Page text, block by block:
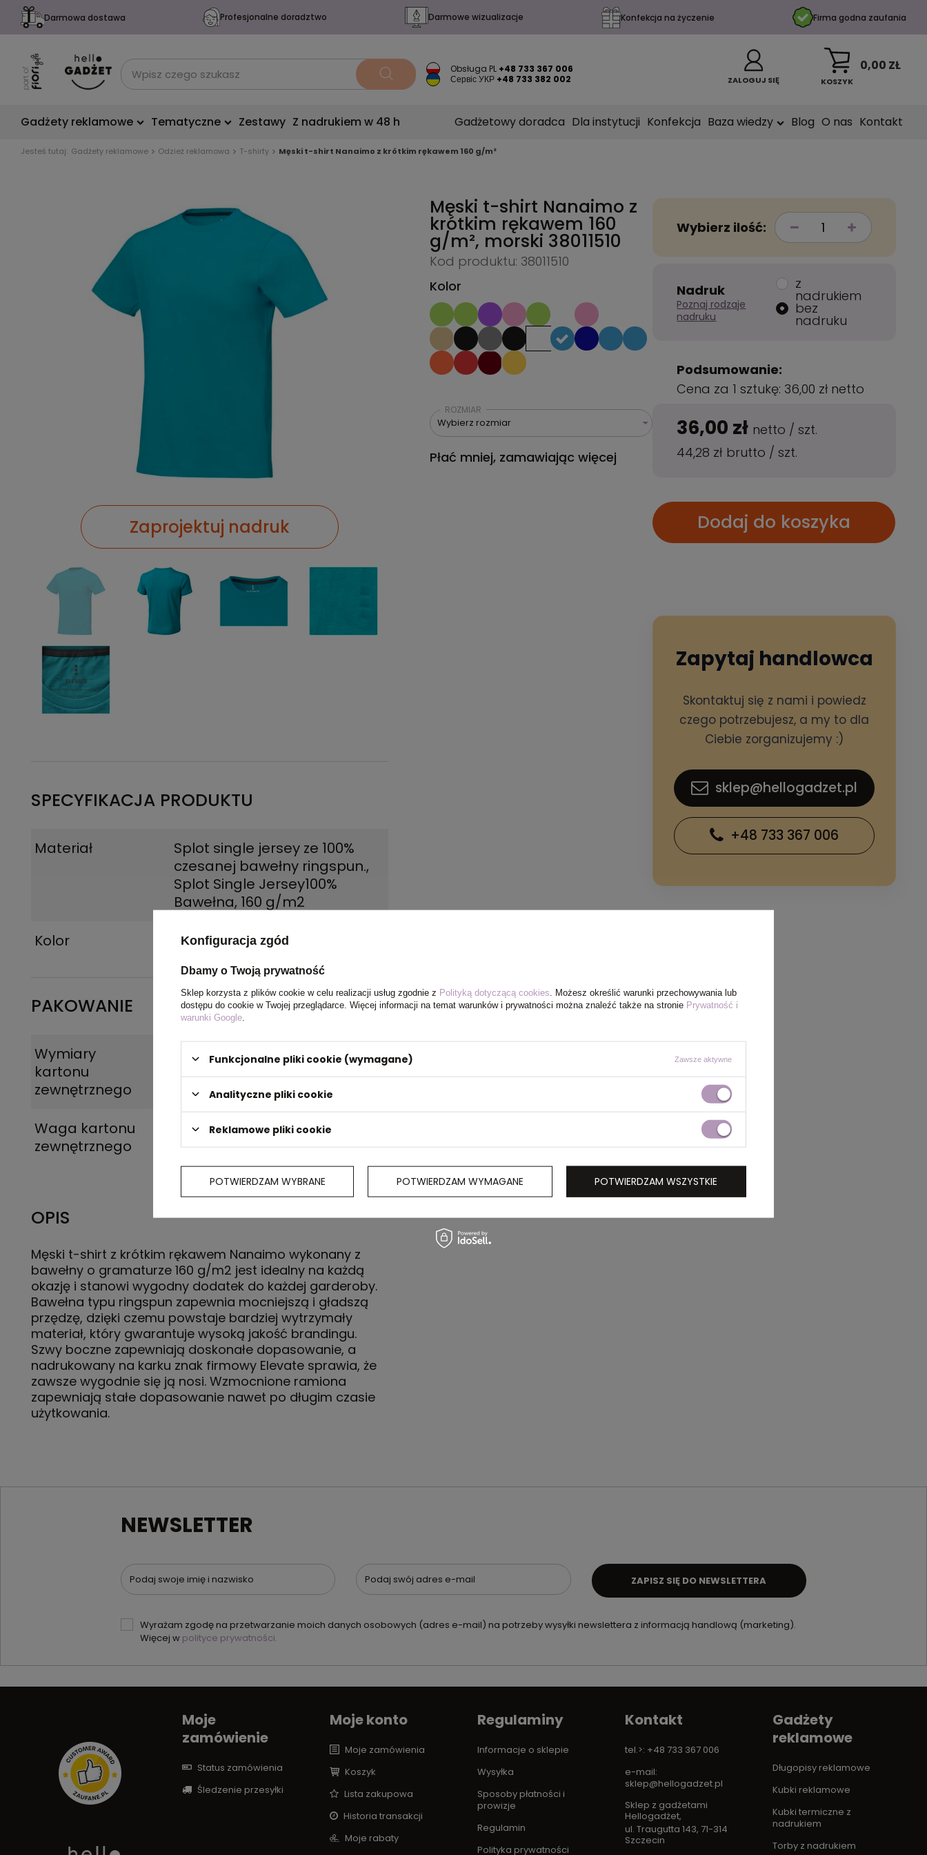
Darmowa dostawa Profesjonalne doradztwo Darmowe wizualizacje Konfekcja na życzenie Firma godna zaufania
Obsługa PL +48 733 367 006
Сервіс УКР +48 733 382 002 ZALOGUJ SIĘ KOSZYK
0,00 ZŁ
Gadżety reklamowe Tematyczne Zestawy Z nadrukiem w 48 h Gadżetowy doradca Dla instytucji Konfekcja Baza wiedzy Blog O nas Kontakt
Jesteś tutaj: Gadżety reklamowe Odzież reklamowa T-shirty Męski t-shirt Nanaimo z krótkim rękawem 160 g/m²
Zaprojektuj nadruk
SPECYFIKACJA PRODUKTU
Materiał
Splot single jersey ze 100%
czesanej bawełny ringspun.,
Splot Single Jersey100%
Bawełna, 160 g/m2
Kolor
morski
PAKOWANIE
Wymiary
kartonu
zewnętrznego
40 x 56 x 18 cm
Waga kartonu
zewnętrznego
11 kg
OPIS
Męski t-shirt z krótkim rękawem Nanaimo wykonany z
bawełny o gramaturze 160 g/m2 jest idealny na każdą
okazję i stanowi wygodny dodatek do każdej garderoby.
Bawełna typu ringspun zapewnia mocniejszą i gładszą
przędzę, dzięki czemu powstaje bardziej wytrzymały
materiał, który gwarantuje wysoką jakość brandingu.
Szwy boczne zapewniają doskonałe dopasowanie, a
nadrukowany na karku znak firmowy Elevate sprawia, że
zawsze wygodnie się ją nosi. Wzmocnione ramiona
zapewniają stałe dopasowanie nawet po długim czasie
użytkowania.
Męski t-shirt Nanaimo z
krótkim rękawem 160
g/m², morski 38011510
Kod produktu: 38011510
Kolor
ROZMIAR
Wybierz rozmiar
Płać mniej, zamawiając więcej
Wybierz ilość:
Nadruk
Poznaj rodzaje
nadruku
z
nadrukiem
bez
nadruku
Podsumowanie:
Cena za 1 sztukę: 36,00 zł netto
36,00 zł netto /szt.
44,28 zł brutto /szt.
Dodaj do koszyka
Zapytaj handlowca
Skontaktuj się z nami i powiedz
czego potrzebujesz, a my to dla
Ciebie zorganizujemy :)
sklep@hellogadzet.pl
+48 733 367 006
NEWSLETTER
Podaj swoje imię i nazwisko Podaj swój adres e-mail
Wyrażam zgodę na przetwarzanie moich danych osobowych (adres e-mail) na potrzeby wysyłki newslettera z informacją handlową (marketing).
Więcej w polityce prywatności.
ZAPISZ SIĘ DO NEWSLETTERA
Moje
zamówienie
Status zamówienia
Śledzenie przesyłki
Moje konto
Moje zamówienia
Koszyk
Lista zakupowa
Historia transakcji
Moje rabaty
Regulaminy
Informacje o sklepie
Wysyłka
Sposoby płatności i
prowizje
Regulamin
Polityka prywatności
Kontakt
tel.>: +48 733 367 006
e-mail:
sklep@hellogadzet.pl
Sklep z gadżetami
Hellogadżet,
ul. Traugutta 143, 71-314
Szczecin
Gadżety
reklamowe
Długopisy reklamowe
Kubki reklamowe
Kubki termiczne z
nadrukiem
Torby z nadrukiem
Konfiguracja zgód
Dbamy o Twoją prywatność
Sklep korzysta z plików cookie w celu realizacji usług zgodnie z Polityką dotyczącą cookies . Możesz określić warunki przechowywania lub
dostępu do cookie w Twojej przeglądarce. Więcej informacji na temat warunków i prywatności można znaleźć także na stronie Prywatność i
warunki Google
Funkcjonalne pliki cookie (wymagane) Zawsze aktywne
Analityczne pliki cookie
Reklamowe pliki cookie
POTWIERDZAM WYBRANE POTWIERDZAM WYMAGANE POTWIERDZAM WSZYSTKIE